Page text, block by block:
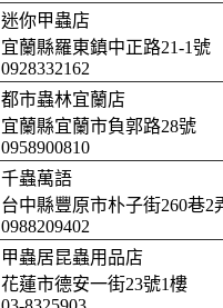
迷你甲蟲店
宜蘭縣羅東鎮中正路21-1號
0928332162
都市蟲林宜蘭店
宜蘭縣宜蘭市負郭路28號
0958900810
千蟲萬語
台中縣豐原市朴子街260巷2
0988209402
甲蟲居昆蟲用品店
花蓮市德安一街23號1樓